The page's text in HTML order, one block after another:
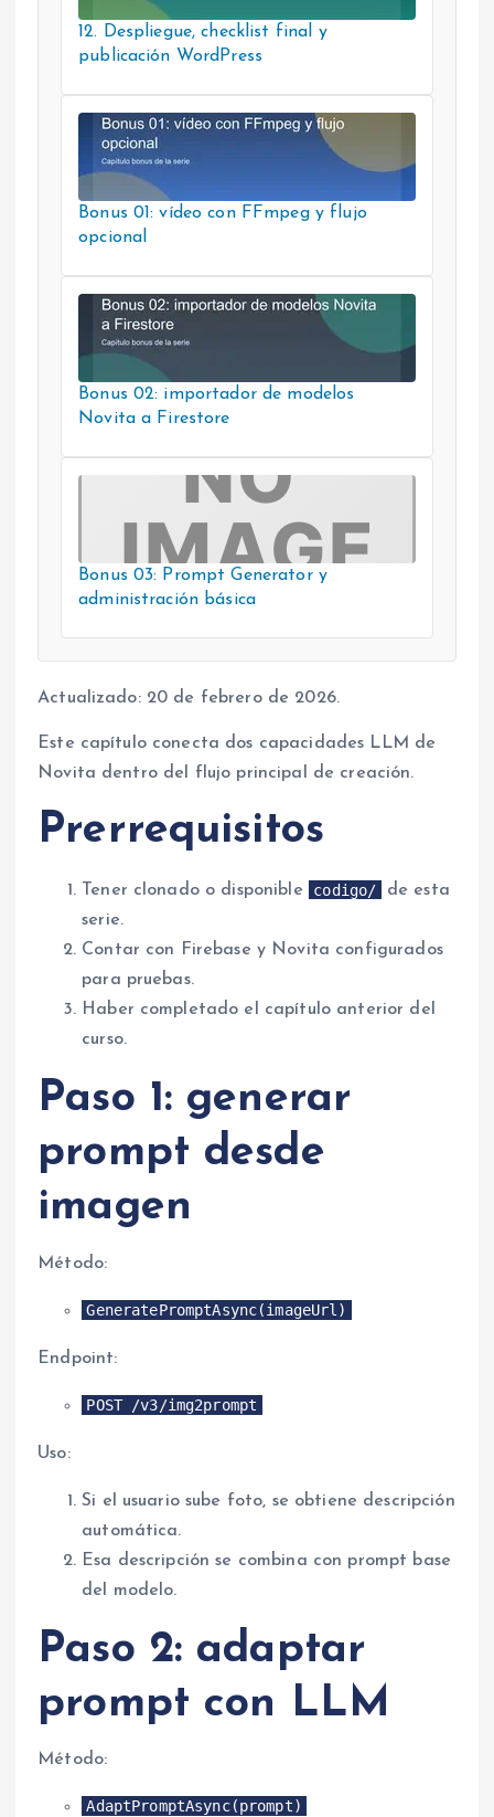
12. Despliegue, checklist final y
publicación WordPress
Bonus 01: vídeo con FFmpeg y flujo
opcional
Bonus 02: importador de modelos
Novita a Firestore
Bonus 03: Prompt Generator y
administración básica
Actualizado: 20 de febrero de 2026.
Este capítulo conecta dos capacidades LLM de
Novita dentro del flujo principal de creación.
Prerrequisitos
Tener clonado o disponible codigo/
de esta
serie.
Contar con Firebase y Novita configurados
para pruebas.
Haber completado el capítulo anterior del
curso.
Paso 1: generar
prompt desde
imagen
Método:
GeneratePromptAsync(imageUrl)
Endpoint:
POST /v3/img2prompt
Uso:
Si el usuario sube foto, se obtiene descripción
automática.
Esa descripción se combina con prompt base
del modelo.
Paso 2: adaptar
prompt con LLM
Método:
AdaptPromptAsync(prompt)